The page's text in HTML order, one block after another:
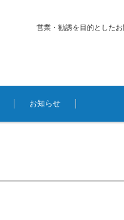
営業・勧誘を目的とした
お知らせ